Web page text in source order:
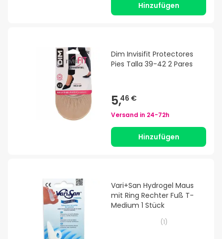
Hinzufügen
Dim Invisifit Protectores
Pies Talla 39-42 2 Pares
5,46 €
Versand in 24-72h
Hinzufügen
Vari+San Hydrogel Maus
mit Ring Rechter Fuß T-
Medium 1 Stück
(1)